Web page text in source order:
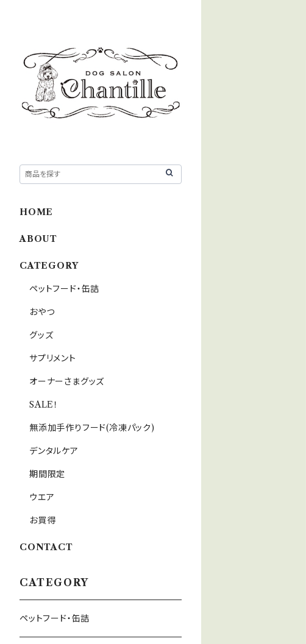
HOME
ABOUT
CATEGORY
ペットフード・缶詰
おやつ
グッズ
サプリメント
オーナーさまグッズ
SALE！
無添加手作りフード(冷凍パック)
デンタルケア
期間限定
ウエア
お買得
CONTACT
CATEGORY
ペットフード・缶詰